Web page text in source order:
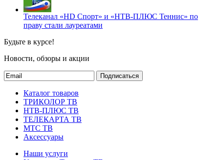
Телеканал «HD Спорт» и «НТВ-ПЛЮС Теннис» по
праву стали лауреатами
Будьте в курсе!
Новости, обзоры и акции
Подписаться
Каталог товаров
ТРИКОЛОР ТВ
НТВ-ПЛЮС ТВ
ТЕЛЕКАРТА ТВ
МТС ТВ
Аксессуары
Наши услуги